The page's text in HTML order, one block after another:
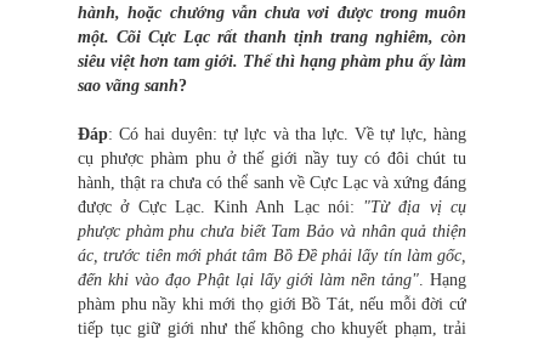
hành, hoặc chướng vẫn chưa vơi được trong muôn
một. Cõi Cực Lạc rất thanh tịnh trang nghiêm, còn
siêu việt hơn tam giới. Thế thì hạng phàm phu ấy làm
sao vãng sanh?
Đáp: Có hai duyên: tự lực và tha lực. Về tự lực, hàng
cụ phược phàm phu ở thế giới nầy tuy có đôi chút tu
hành, thật ra chưa có thể sanh về Cực Lạc và xứng đáng
được ở Cực Lạc. Kinh Anh Lạc nói: "Từ địa vị cụ
phược phàm phu chưa biết Tam Bảo và nhân quả thiện
ác, trước tiên mới phát tâm Bồ Đề phải lấy tín làm gốc,
đến khi vào đạo Phật lại lấy giới làm nền tảng". Hạng
phàm phu nầy khi mới thọ giới Bồ Tát, nếu mỗi đời cứ
tiếp tục giữ giới như thế không cho khuyết phạm, trải